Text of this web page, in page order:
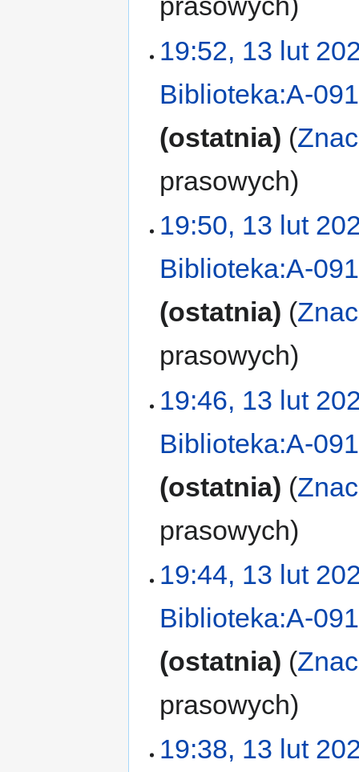
19:52, 13 lut
Biblioteka:A-
ostatnia
prasowych
19:50, 13 lut
Biblioteka:A-
ostatnia
prasowych
19:46, 13 lut
Biblioteka:A-
ostatnia
prasowych
19:44, 13 lut
Biblioteka:A-
ostatnia
prasowych
19:38, 13 lut